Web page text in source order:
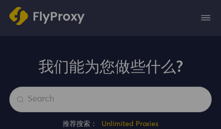
我们能为您做些什么?
推荐搜索： Unlimited Proxies